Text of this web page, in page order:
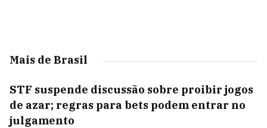
Mais de Brasil
STF suspende discussão sobre proibir jogos
de azar; regras para bets podem entrar no
julgamento